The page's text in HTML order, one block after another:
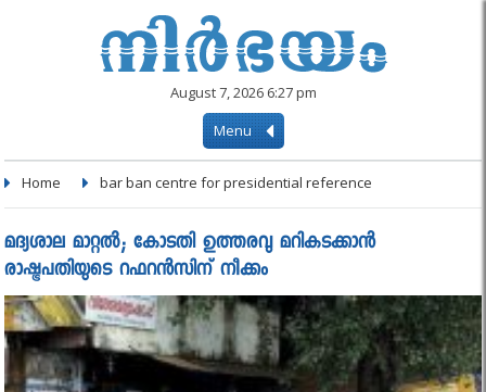
August 7, 2026 6:27 pm
Menu
Home bar ban centre for presidential reference
മദ്യശാല മാറ്റല്‍; കോടതി ഉത്തരവു മറികടക്കാന്‍
രാഷ്ട്രപതിയുടെ റഫറന്‍സിന് നീക്കം